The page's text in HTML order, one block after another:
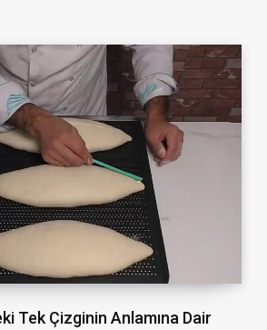
Tek Çizginin Anlamına Dair